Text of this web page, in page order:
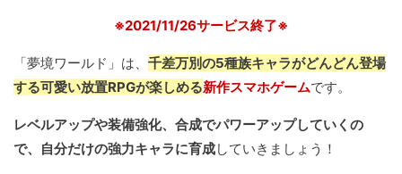
※2021/11/26サービス終了※
「夢境ワールド」は、 千差万別の5種族キャラがどんどん登場
する可愛い放置RPGが楽しめる新作スマホゲームです。
レベルアップや装備強化、合成でパワーアップしていくの
で、自分だけの強力キャラに育成していきましょう！